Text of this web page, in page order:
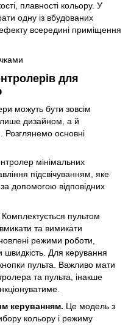
плавності кольору. У
одну із вбудованих
всередині приміщення
для
можуть бути зовсім
лише дизайном, а й
основні
мінімальних
підсвічуванням, яке
допомогою відповідних
Комплектується пультом
та вимикати
режими роботи,
швидкість. Для керування
пульта. Важливо мати
та пульта, інакше
керуванням. Це модель з
кольору і режиму